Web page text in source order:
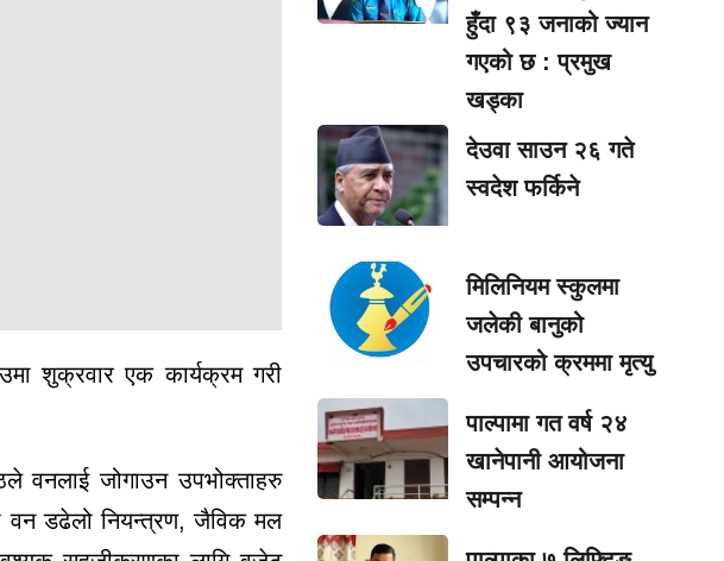
शुक्रवार एक कार्यक्रम गरी
वनलाई जोगाउन उपभोक्ताहरु
वन डढेलो नियन्त्रण, जैविक मल
हुँदा ९३ जनाको ज्यान
गएको छ : प्रमुख
खड्का
देउवा साउन २६ गते
स्वदेश फर्किने
मिलिनियम स्कुलमा
जलेकी बानुको
उपचारको क्रममा मृत्यु
पाल्पामा गत वर्ष २४
खानेपानी आयोजना
सम्पन्न